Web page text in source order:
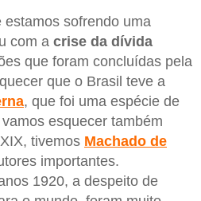
sofrendo uma
com a crise da dívida
que foram concluídas pela
que o Brasil teve a
, que foi uma espécie de
esquecer também
tivemos Machado de
importantes.
1920, a despeito de